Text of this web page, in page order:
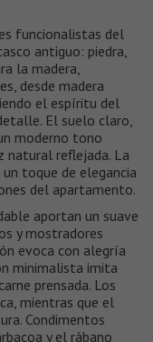
funcionalistas del
antiguo: piedra,
la madera,
desde madera
el espíritu del
El suelo claro,
moderno tono
natural reflejada. La
toque de elegancia
del apartamento.
aportan un suave
y mostradores
evoca con alegría
minimalista imita
prensada. Los
mientras que el
Condimentos
y el rábano